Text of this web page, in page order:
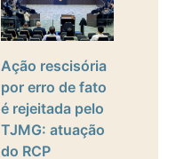
Ação rescisória
por erro de fato
é rejeitada pelo
TJMG: atuação
do RCP